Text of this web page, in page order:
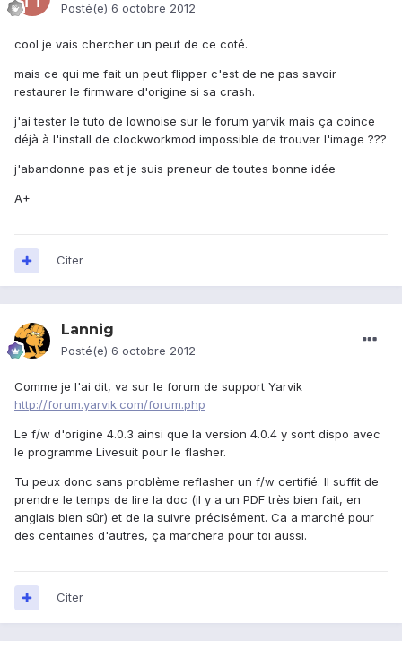
Posté(e) 6 octobre 2012
cool je vais chercher un peut de ce coté.
mais ce qui me fait un peut flipper c'est de ne pas savoir
restaurer le firmware d'origine si sa crash.
j'ai tester le tuto de lownoise sur le forum yarvik mais ça coince
déjà à l'install de clockworkmod impossible de trouver l'image ???
j'abandonne pas et je suis preneur de toutes bonne idée
A+
Citer
Lannig
Posté(e) 6 octobre 2012
Comme je l'ai dit, va sur le forum de support Yarvik
http://forum.yarvik.com/forum.php
Le f/w d'origine 4.0.3 ainsi que la version 4.0.4 y sont dispo avec
le programme Livesuit pour le flasher.
Tu peux donc sans problème reflasher un f/w certifié. Il suffit de
prendre le temps de lire la doc (il y a un PDF très bien fait, en
anglais bien sûr) et de la suivre précisément. Ca a marché pour
des centaines d'autres, ça marchera pour toi aussi.
Citer